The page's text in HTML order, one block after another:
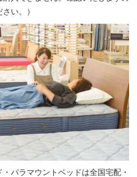
い。）
パラマウントベッドは全国宅配・